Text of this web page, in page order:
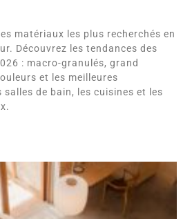
matériaux les plus recherchés en
Découvrez les tendances des
: macro-granulés, grand
et les meilleures
de bain, les cuisines et les